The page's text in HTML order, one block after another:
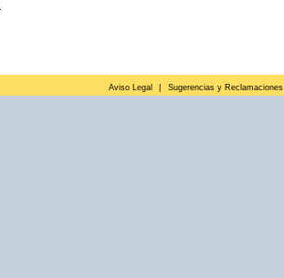
Aviso Legal Sugerencias y Reclamaciones